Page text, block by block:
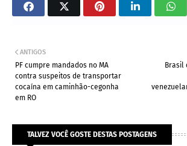
Brasil
ANTIGOS
PF cumpre mandados no MA
contra suspeitos de transportar
cocaína em caminhão-cegonha
em RO
TALVEZ VOCÊ GOSTE DESTAS POSTAGENS